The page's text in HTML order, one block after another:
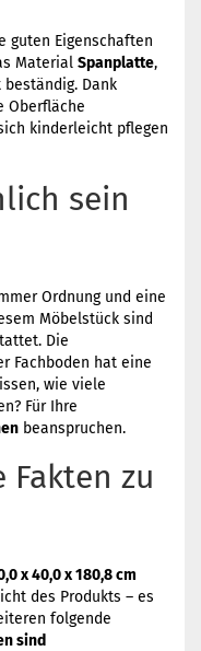
guten Eigenschaften
Material Spanplatte,
Dank
Oberfläche
kinderleicht pflegen
sein
Ordnung und eine
Möbelstück sind
Die
Fachboden hat eine
wie viele
Für Ihre
beanspruchen.
zu
x 40,0 x 180,8 cm
des Produkts – es
folgende
sind